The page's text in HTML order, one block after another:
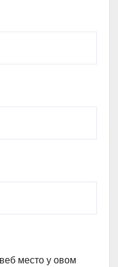
место у овом